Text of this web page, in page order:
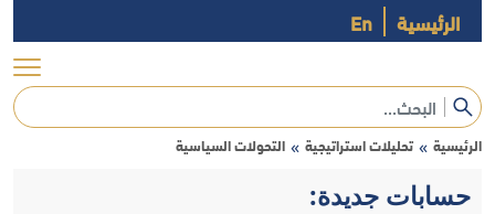
الرئيسية En
الرئيسية » تحليلات استراتيجية » التحولات السياسية
حسابات جديدة: